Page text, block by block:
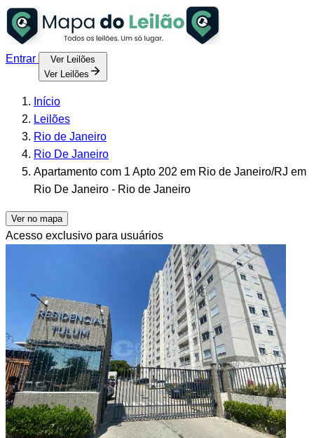
Entrar
Ver Leilões
Ver Leilões
Início
Leilões
Rio de Janeiro
Rio De Janeiro
Apartamento com 1 Apto 202 em Rio de Janeiro/RJ em
Rio De Janeiro - Rio de Janeiro
Ver no mapa
Acesso exclusivo para usuários